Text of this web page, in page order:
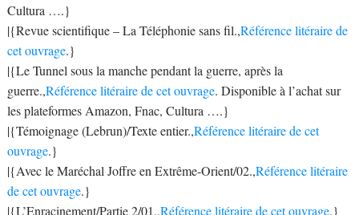
Cultura ….}
|{Revue scientifique – La Téléphonie sans fil.,Référence litéraire de
cet ouvrage.}
|{Le Tunnel sous la manche pendant la guerre, après la
guerre.,Référence litéraire de cet ouvrage. Disponible à l’achat sur
les plateformes Amazon, Fnac, Cultura ….}
|{Témoignage (Lebrun)/Texte entier.,Référence litéraire de cet
ouvrage.}
|{Avec le Maréchal Joffre en Extrême-Orient/02.,Référence litéraire
de cet ouvrage.}
|{L’Enracinement/Partie 2/01.,Référence litéraire de cet ouvrage.}